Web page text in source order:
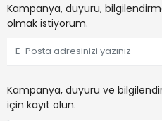
Kampanya, duyuru,
olmak istiyorum.
Kampanya, duyuru ve
için kayıt olun.